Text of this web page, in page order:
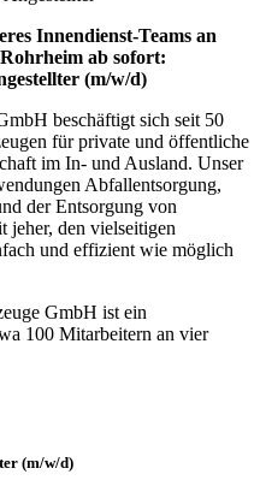
Innendienst-Teams an
ab sofort:
(m/w/d)
beschäftigt sich seit 50
für private und öffentliche
im In- und Ausland. Unser
Abfallentsorgung,
der Entsorgung von
jeher, den vielseitigen
und effizient wie möglich
GmbH ist ein
100 Mitarbeitern an vier
(m/w/d)